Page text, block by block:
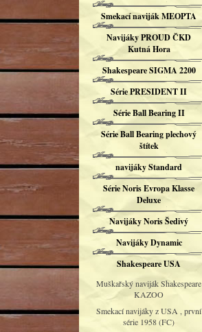
Smekací naviják MEOPTA
Navijáky PROUD ČKD
Kutná Hora
Shakespeare SIGMA 2200
Série PRESIDENT II
Série Ball Bearing II
Série Ball Bearing plechový
štítek
navijáky Standard
Série Noris Evropa Klasse
Deluxe
Navijáky Noris Šedivý
Navijáky Dynamic
Shakespeare USA
Muškařský naviják Shakespeare
KAZOO
Smekací navijáky z USA , první
série 1958 (FC)